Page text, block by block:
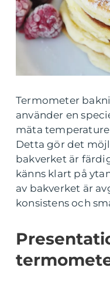
Termometer
använder en
mäta
Detta gör det
bakverket är
känns klart på
av bakverket är
konsistens och